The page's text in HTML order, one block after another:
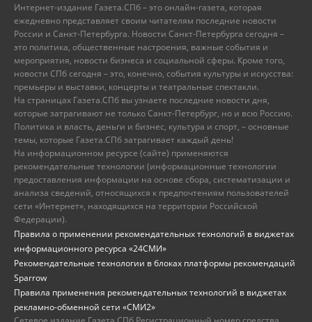
Интернет-издание Газета.СПб – это онлайн-газета, которая
ежедневно представляет своим читателям последние новости
России и Санкт-Петербурга. Новости Санкт-Петербурга сегодня –
это политика, общественные настроения, важные события и
мероприятия, новости бизнеса и социальной сферы. Кроме того,
новости СПб сегодня – это, конечно, события культуры и искусства:
премьеры и выставки, концерты и театральные спектакли.
На страницах Газета.СПб вы узнаете последние новости дня,
которые затрагивают не только Санкт-Петербург, но и всю Россию.
Политика и власть, деньги и бизнес, культура и спорт, – основные
темы, которые Газета.СПб затрагивает каждый день!
На информационном ресурсе (сайте) применяются
рекомендательные технологии (информационные технологии
предоставления информации на основе сбора, систематизации и
анализа сведений, относящихся к предпочтениям пользователей
сети «Интернет», находящихся на территории Российской
Федерации).
Правила о применении рекомендательных технологий в виджетах
информационного ресурса «24СМИ»
Рекомендательные технологии в блоках платформы рекомендаций
Sparrow
Правила применения рекомендательных технологий в виджетах
рекламно-обменной сети «СМИ2»